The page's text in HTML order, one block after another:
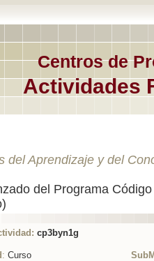
Centros de
Actividades
del Aprendizaje y del
del Programa
cp3byn1g
: Curso